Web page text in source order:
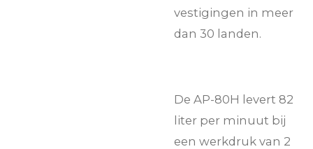
vestigingen in meer
dan 30 landen.
De AP-80H levert 82
liter per minuut bij
een werkdruk van 2